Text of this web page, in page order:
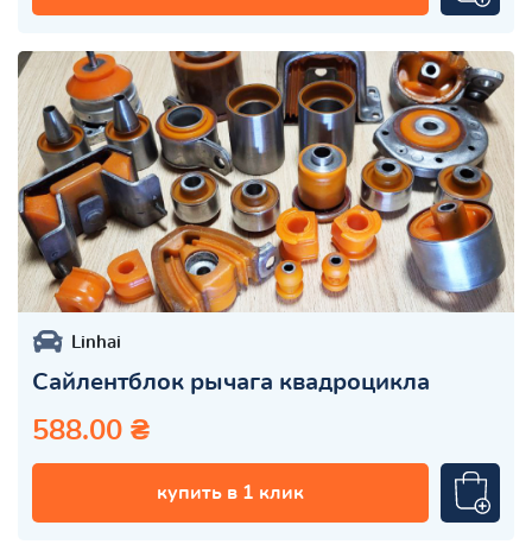
Linhai
Сайлентблок рычага квадроцикла
588.00 ₴
купить в 1 клик